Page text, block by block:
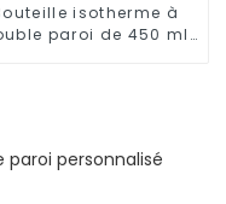
isotherme à
paroi de 450 ml